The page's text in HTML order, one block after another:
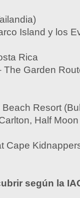
Island y los
Rica
The Garden
Resort
Half
Cape
según la